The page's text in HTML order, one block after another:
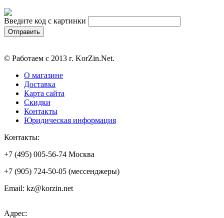
Введите код с картинки
© Работаем с 2013 г. KorZin.Net.
О магазине
Доставка
Карта сайта
Скидки
Контакты
Юридическая информация
Контакты:
+7 (495) 005-56-74 Москва
+7 (905) 724-50-05 (мессенджеры)
Email: kz@korzin.net
Адрес: